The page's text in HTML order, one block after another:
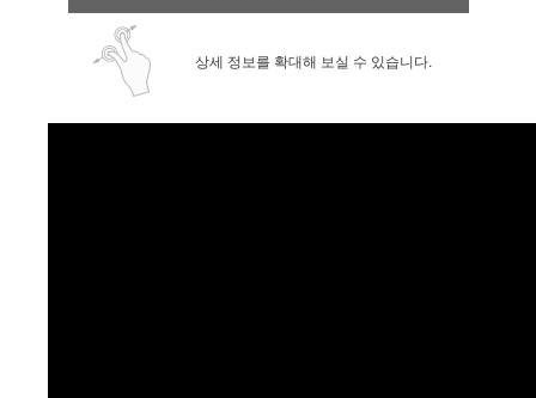
상세 정보를 확대해 보실 수 있습니다.